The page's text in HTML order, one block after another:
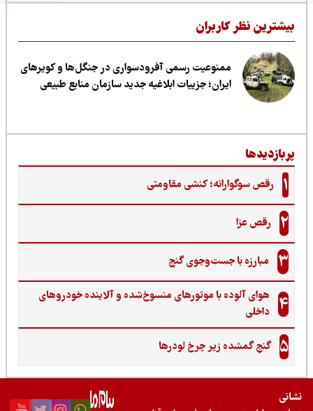
نظر کاربران
ممنوعیت رسمی آفرودسواری در جنگل‌ها و کویرهای
ایران؛ جزییات ابلاغیه جدید سازمان منابع طبیعی
رقص سوگوارانه؛ کنشی مقاومتی
رقص عزا
مبارزه با جست‌وجوی گنج‌
هوای آلوده با موتورهای منسوخ‌شده و آلاینده خودروهای
داخلی
گنجِ گمشده زیر چرخ لودرها